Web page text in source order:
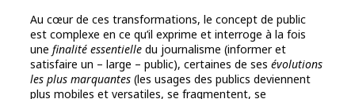
Au cœur de ces transformations, le concept de public
est complexe en ce qu’il exprime et interroge à la fois
une finalité essentielle du journalisme (informer et
satisfaire un – large – public), certaines de ses évolutions
les plus marquantes (les usages des publics deviennent
plus mobiles et versatiles, se fragmentent, se